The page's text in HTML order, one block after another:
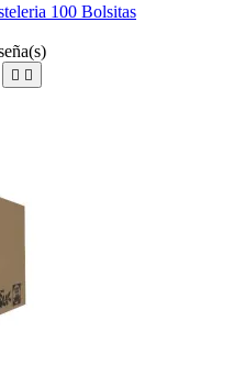
100 Bolsitas
 